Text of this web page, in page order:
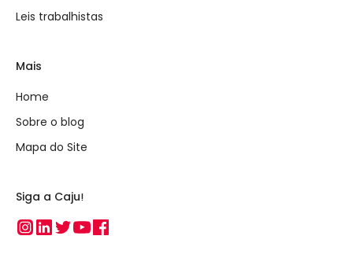
Leis trabalhistas
Mais
Home
Sobre o blog
Mapa do Site
Siga a Caju!
Instagram
Linkedin
TwitterYoutubeFacebook